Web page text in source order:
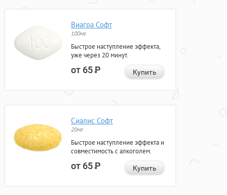
Виагра Софт
100мг
Быстрое наступление эффекта,
уже через 20 минут.
от 65Р Купить
Сиалис Софт
20мг
Быстрое наступление эффекта и
совместимость с алкоголем.
от 65Р Купить